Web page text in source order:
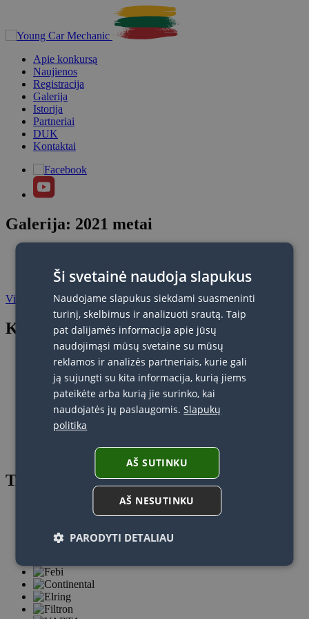
Apie konkursą
Naujienos
Registracija
Galerija
Istorija
Partneriai
DUK
Kontaktai
Galerija: 2021 metai
2021 metai
Visos nuotraukos
KONKURSO ORGANIZATORIAI
TARPTAUTINIAI PARTNERIAI
Ši svetainė naudoja slapukus
Naudojame slapukus siekdami suasmeninti
turinį, skelbimus ir analizuoti srautą. Taip
pat dalijamės informacija apie jūsų
naudojimąsi mūsų svetaine su mūsų
reklamos ir analizės partneriais, kurie gali
ją sujungti su kita informacija, kurią jiems
pateikėte arba kurią jie surinko, kai
naudojatės jų paslaugomis.Slapukų
politika
AŠ SUTINKU
AŠ NESUTINKU
PARODYTI DETALIAU